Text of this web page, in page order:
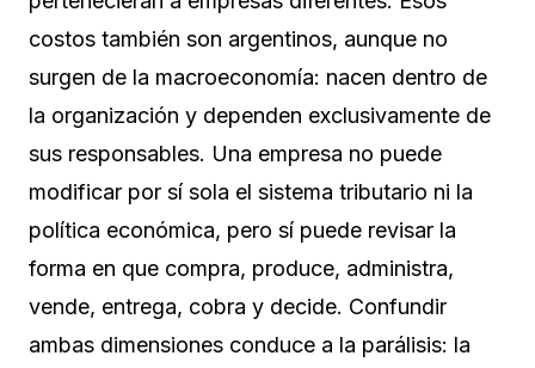
costos también son argentinos, aunque no
surgen de la macroeconomía: nacen dentro de
la organización y dependen exclusivamente de
sus responsables. Una empresa no puede
modificar por sí sola el sistema tributario ni la
política económica, pero sí puede revisar la
forma en que compra, produce, administra,
vende, entrega, cobra y decide. Confundir
ambas dimensiones conduce a la parálisis: la